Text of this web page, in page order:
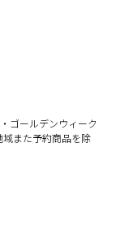
ゴールデンウィーク
また予約商品を除